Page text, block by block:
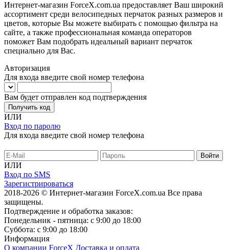
Интернет-магазин ForceX.com.ua предоставляет Ваш широкий
ассортимент среди велосипедных перчаток разных размеров и
цветов, которые Вы можете выбирать с помощью фильтра на
сайте, а также профессиональная команда операторов
поможет Вам подобрать идеальный вариант перчаток
специально для Вас.
Авторизация
Для входа введите свой номер телефона
Вам будет отправлен код подтверждения
Получить код
ИЛИ
Вход по паролю
Для входа введите свой номер телефона
ИЛИ
Вход по SMS
Зарегистрироваться
2018-2026 © Интернет-магазин ForceX.com.ua Все права
защищены.
Подтверждение и обработка заказов:
Понедельник - пятница: с 9:00 до 18:00
Суббота: с 9:00 до 18:00
Информация
О компании ForceX Доставка и оплата